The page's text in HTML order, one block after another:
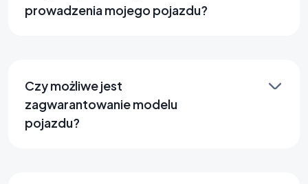
prowadzenia mojego pojazdu?
Czy możliwe jest
zagwarantowanie modelu
pojazdu?